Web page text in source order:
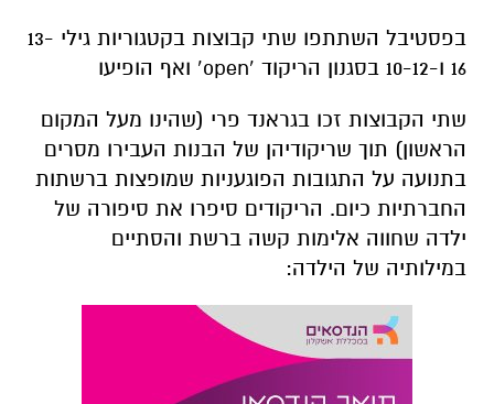
בפסטיבל השתתפו שתי קבוצות בקטגוריות גילי 13-
16 ו-10-12 בסגנון הריקוד ‘
open’ ואף הופיעו
שתי הקבוצות זכו בגראנד פרי (שהינו מעל המקום
הראשון) תוך שריקודיהן של הבנות העבירו מסרים
בתנועה על התגובות הפוגעניות שמופצות ברשתות
החברתיות כיום. הריקודים סיפרו את סיפורה של
ילדה שחווה אלימות קשה ברשת והסתיים
במילותיה של הילדה: